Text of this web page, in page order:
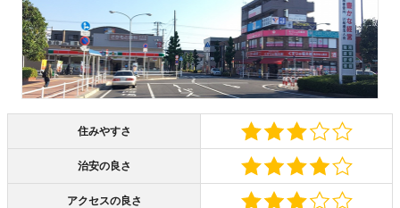
住みやすさ
治安の良さ
アクセスの良さ